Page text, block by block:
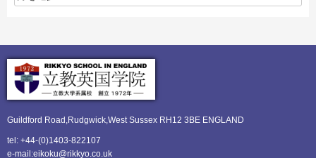
Guildford Road,Rudgwick,West Sussex RH12 3BE ENGLAND
tel: +44-(0)1403-822107
e-mail:eikoku@rikkyo.co.uk